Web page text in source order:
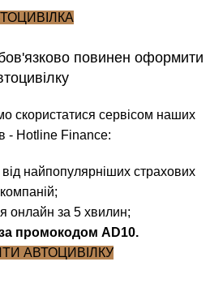
повинен оформити
скористатися сервісом наших
- Hotline Finance:
найпопулярніших страхових
компаній;
онлайн за 5 хвилин;
промокодом AD10.
АВТОЦИВІЛКУ